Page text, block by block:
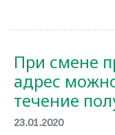
При смене
адрес
течение
23.01.2020